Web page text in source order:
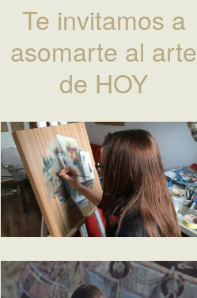
Te invitamos a
asomarte al arte
de HOY